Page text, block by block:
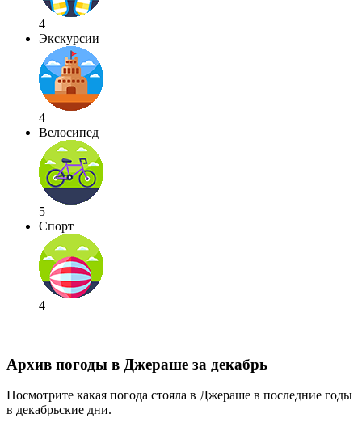
4
Экскурсии
4
Велосипед
5
Спорт
4
Архив погоды в Джераше за декабрь
Посмотрите какая погода стояла в Джераше в последние годы
в декабрьские дни.